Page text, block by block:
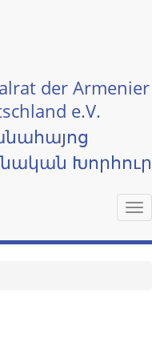
der Armenier
e.V.